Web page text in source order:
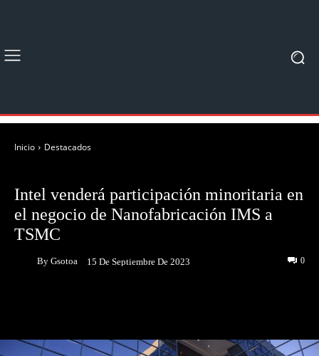
Inicio Destacados
Intel venderá participación minoritaria en
el negocio de Nanofabricación IMS a
TSMC
By Gsotoa 15 De Septiembre De 2023 0